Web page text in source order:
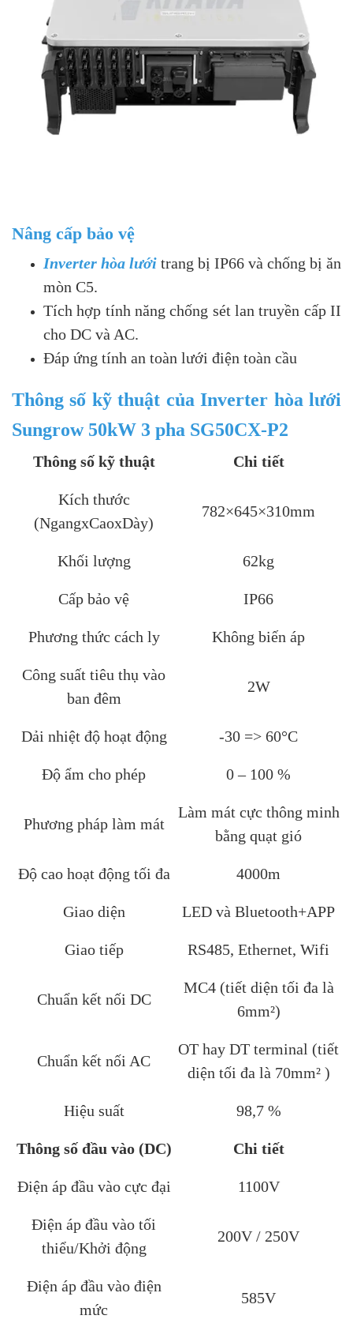
Nâng cấp bảo vệ
Inverter hòa lưới trang bị IP66 và chống bị ăn
mòn C5.
Tích hợp tính năng chống sét lan truyền cấp II
cho DC và AC.
Đáp ứng tính an toàn lưới điện toàn cầu
Thông số kỹ thuật của Inverter hòa lưới
Sungrow 50kW 3 pha SG50CX-P2
Thông số kỹ thuật Chi tiết
Kích thước
(NgangxCaoxDày)
782×645×310mm
Khối lượng 62kg
Cấp bảo vệ IP66
Phương thức cách ly Không biến áp
Công suất tiêu thụ vào
ban đêm
2W
Dải nhiệt độ hoạt động -30 => 60°C
Độ ẩm cho phép 0 – 100 %
Phương pháp làm mát
Làm mát cực thông minh
bằng quạt gió
Độ cao hoạt động tối đa 4000m
Giao diện LED và Bluetooth+APP
Giao tiếp RS485, Ethernet, Wifi
Chuẩn kết nối DC
MC4 (tiết diện tối đa là
6mm²)
Chuẩn kết nối AC
OT hay DT terminal (tiết
diện tối đa là 70mm² )
Hiệu suất 98,7 %
Thông số đầu vào (DC) Chi tiết
Điện áp đầu vào cực đại 1100V
Điện áp đầu vào tối
thiểu/Khởi động
200V / 250V
Điện áp đầu vào điện
mức
585V